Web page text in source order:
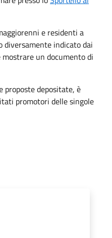
e residenti a
diversamente indicato dai
un documento di
proposte depositate, è
promotori delle singole